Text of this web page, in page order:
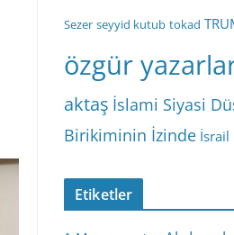
Sezer seyyid kutub tokad
özgür
aktaş İslami Siyasi
Birikiminin İzinde İsrail
Etiketler